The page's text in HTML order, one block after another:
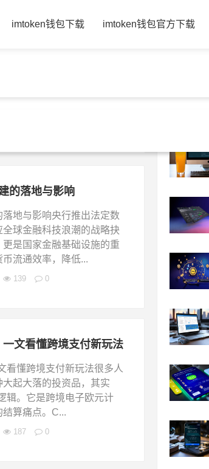
imtoken钱包下载 imtoken钱包官方下载
的落地与影响
地与影响央行推出法定数
球金融科技浪潮的战略抉
是国家金融基础设施的重
流通效率，降低...
139 0
文看懂跨境支付新玩法
看懂跨境支付新玩法很多人
起大落的投资品，其实
辑。它是跨境电子欧元计
算痛点。C...
187 0